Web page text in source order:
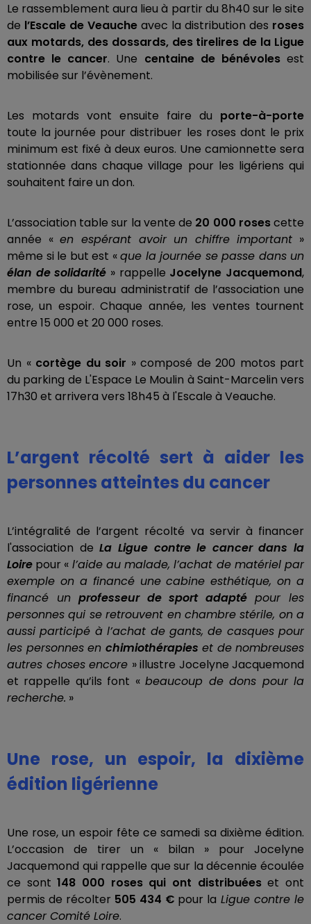
Le rassemblement aura lieu à partir du 8h40 sur le site
de l’Escale de Veauche avec la distribution des roses
aux motards, des dossards, des tirelires de la Ligue
contre le cancer. Une centaine de bénévolesest
mobilisée sur l’évènement.
Les motards vont ensuite faire du porte-à-porte
toute la journée pour distribuer les roses dont le prix
minimum est fixé à deux euros. Une camionnette sera
stationnée dans chaque village pour les ligériens qui
souhaitent faire un don.
L’association table sur la vente de 20 000 rosescette
année «en espérant avoir un chiffre important »
même si le but est «que la journée se passe dans un
élan de solidarité » rappelle Jocelyne Jacquemond,
membre du bureau administratif de l’association une
rose, un espoir. Chaque année, les ventes tournent
entre 15 000 et 20 000 roses.
Un « cortège du soir » composé de 200 motos part
du parking de L'Espace Le Moulin à Saint-Marcelin vers
17h30 et arrivera vers 18h45 à l'Escale à Veauche.
L’argent récolté sert à aider les
personnes atteintes du cancer
L’intégralité de l’argent récolté va servir à financer
l'association deLa Ligue contre le cancer dans la
Loire pour « l’aide au malade, l’achat de matériel par
exemple on a financé une cabine esthétique, on a
financé unprofesseur de sport adaptépour les
personnes qui se retrouvent en chambre stérile, on a
aussi participé à l’achat de gants, de casques pour
les personnes en chimiothérapies et de nombreuses
autres choses encore » illustre Jocelyne Jacquemond
et rappelle qu’ils font «beaucoup de dons pour la
recherche. »
Une rose, un espoir, la dixième
édition ligérienne
Une rose, un espoir fête ce samedi sa dixième édition.
L’occasion de tirer un « bilan » pour Jocelyne
Jacquemond qui rappelle que sur la décennie écoulée
ce sont148 000 roses qui ont distribuéeset ont
permis de récolter 505 434 € pour la Ligue contre le
cancer Comité Loire.